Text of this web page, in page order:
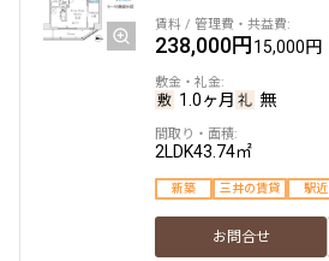
238,000円15,000円
1.0ヶ月 無
2LDK43.74㎡
新築 三井の賃貸 駅近
お問合せ